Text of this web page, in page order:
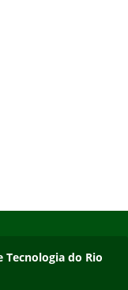
Tecnologia do Rio